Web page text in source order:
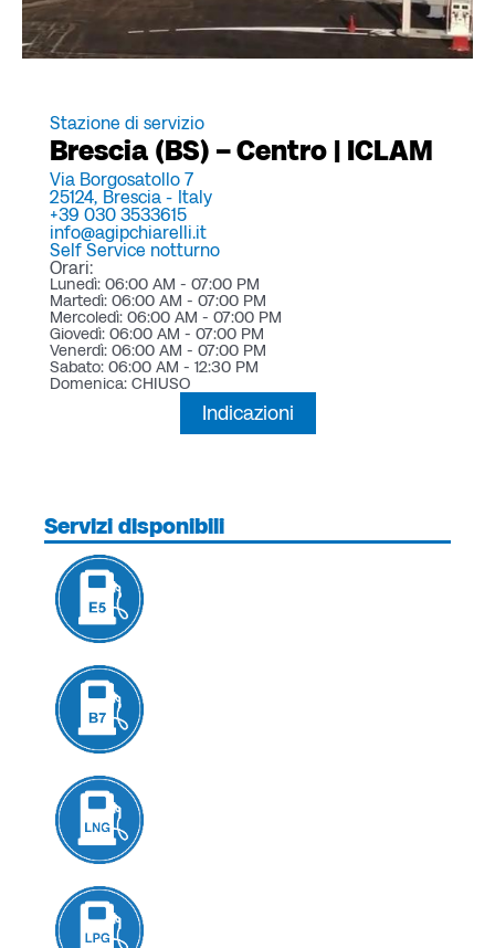
Stazione di servizio
Brescia (BS) – Centro | ICLAM
Via Borgosatollo 7
25124, Brescia - Italy
+39 030 3533615
info@agipchiarelli.it
Self Service notturno
Orari:
Lunedì: 06:00 AM - 07:00 PM
Martedì: 06:00 AM - 07:00 PM
Mercoledì: 06:00 AM - 07:00 PM
Giovedì: 06:00 AM - 07:00 PM
Venerdì: 06:00 AM - 07:00 PM
Sabato: 06:00 AM - 12:30 PM
Domenica: CHIUSO
Indicazioni
Servizi disponibili